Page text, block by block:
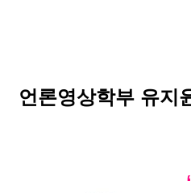
언론영상학부 유지